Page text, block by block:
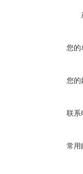
您的
您的
联系
常用